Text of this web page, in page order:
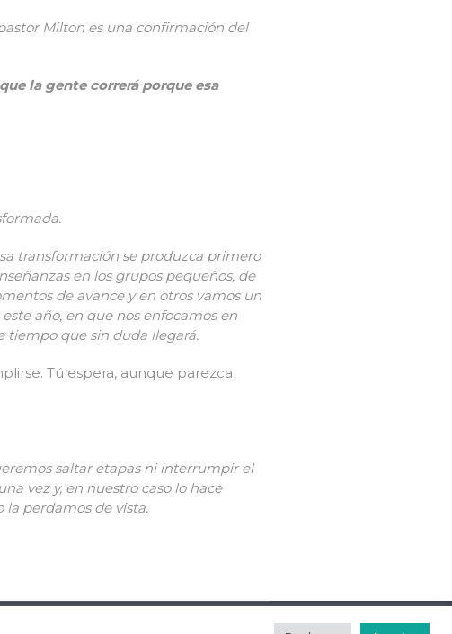
Milton es una confirmación del
que la gente correrá porque esa
transformación se produzca primero
en los grupos pequeños, de
de avance y en otros vamos un
año, en que nos enfocamos en
tiempo que sin duda llegará.
Tú espera, aunque parezca
saltar etapas ni interrumpir el
vez y, en nuestro caso lo hace
la perdamos de vista.